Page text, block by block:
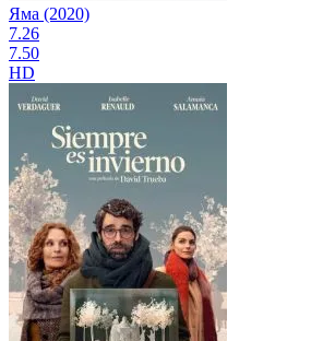
Яма (2020)
7.26
7.50
HD